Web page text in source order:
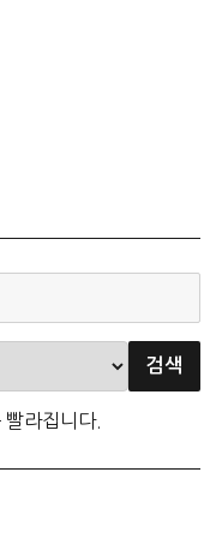
라집니다.